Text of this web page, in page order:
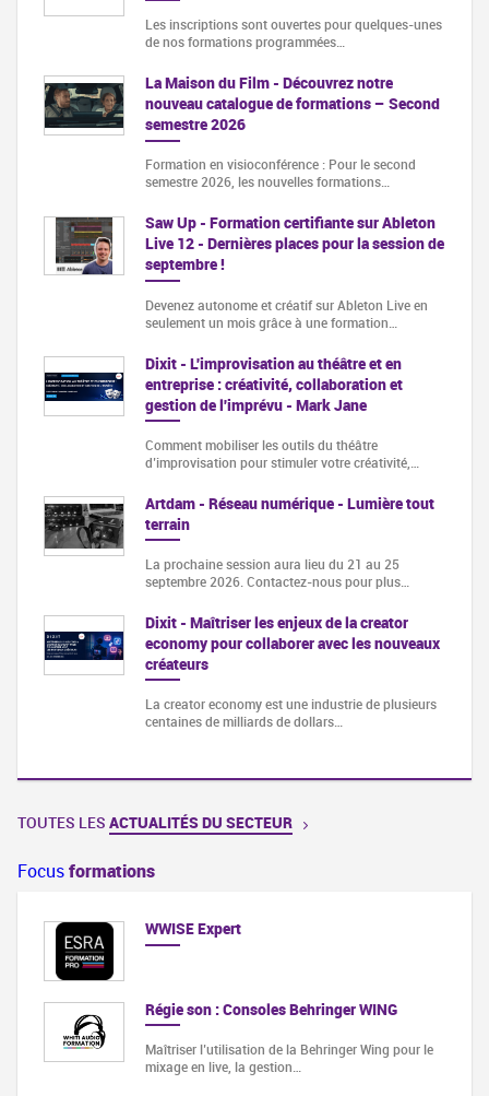
Les inscriptions sont ouvertes pour quelques-unes
de nos formations programmées…
La Maison du Film - Découvrez notre
nouveau catalogue de formations – Second
semestre 2026
Formation en visioconférence : Pour le second
semestre 2026, les nouvelles formations…
Saw Up - Formation certifiante sur Ableton
Live 12 - Dernières places pour la session de
septembre !
Devenez autonome et créatif sur Ableton Live en
seulement un mois grâce à une formation…
Dixit - L'improvisation au théâtre et en
entreprise : créativité, collaboration et
gestion de l'imprévu - Mark Jane
Comment mobiliser les outils du théâtre
d’improvisation pour stimuler votre créativité,…
Artdam - Réseau numérique - Lumière tout
terrain
La prochaine session aura lieu du 21 au 25
septembre 2026. Contactez-nous pour plus…
Dixit - Maîtriser les enjeux de la creator
economy pour collaborer avec les nouveaux
créateurs
La creator economy est une industrie de plusieurs
centaines de milliards de dollars…
TOUTES LES ACTUALITÉS DU SECTEUR
Focusformations
WWISE Expert
Régie son : Consoles Behringer WING
Maîtriser l’utilisation de la Behringer Wing pour le
mixage en live, la gestion…